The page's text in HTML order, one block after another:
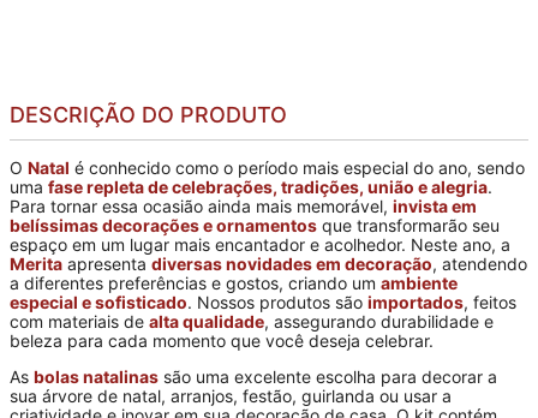
DESCRIÇÃO DO PRODUTO
O Natal é conhecido como o período mais especial do ano, sendo
uma fase repleta de celebrações, tradições, união e alegria.
Para tornar essa ocasião ainda mais memorável, invista em
belíssimas decorações e ornamentos que transformarão seu
espaço em um lugar mais encantador e acolhedor. Neste ano, a
Merita apresenta diversas novidades em decoração, atendendo
a diferentes preferências e gostos, criando um ambiente
especial e sofisticado. Nossos produtos são importados, feitos
com materiais de alta qualidade, assegurando durabilidade e
beleza para cada momento que você deseja celebrar.
As bolas natalinas são uma excelente escolha para decorar a
sua árvore de natal, arranjos, festão, guirlanda ou usar a